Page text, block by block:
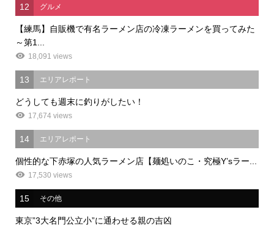
12 グルメ
【練馬】自販機で有名ラーメン店の冷凍ラーメンを買ってみた
～第1...
18,091 views
13 エリアレポート
どうしても週末に釣りがしたい！
17,674 views
14 エリアレポート
個性的な下赤塚の人気ラーメン店【麺処いのこ・究極Y’sラー...
17,530 views
15 その他
東京”3大名門公立小”に通わせる親の吉凶